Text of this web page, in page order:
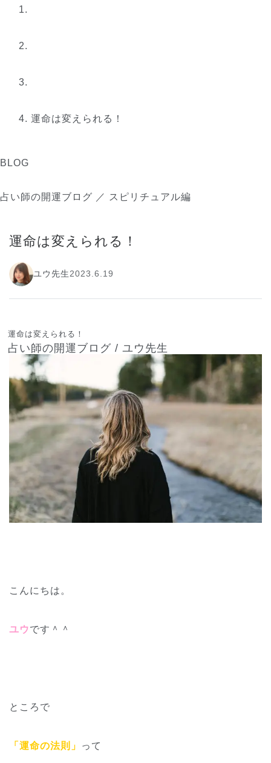
運命は変えられる！
占い師の開運ブログ / ユウ先生
運命は変えられる！
BLOG
占い師の開運ブログ ／ スピリチュアル編
運命は変えられる！
ユウ先生2023.6.19
こんにちは。
ユウです＾＾
ところで
「運命の法則」 って